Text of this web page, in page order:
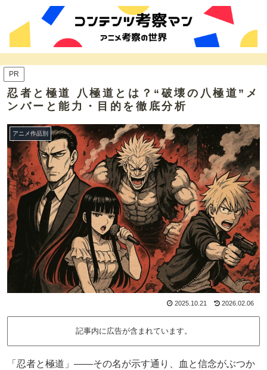
PR
忍者と極道 八極道とは？“破壊の八極道”メ
ンバーと能力・目的を徹底分析
アニメ作品別
2025.10.21 2026.02.06
記事内に広告が含まれています。
「忍者と極道」――その名が示す通り、血と信念がぶつか